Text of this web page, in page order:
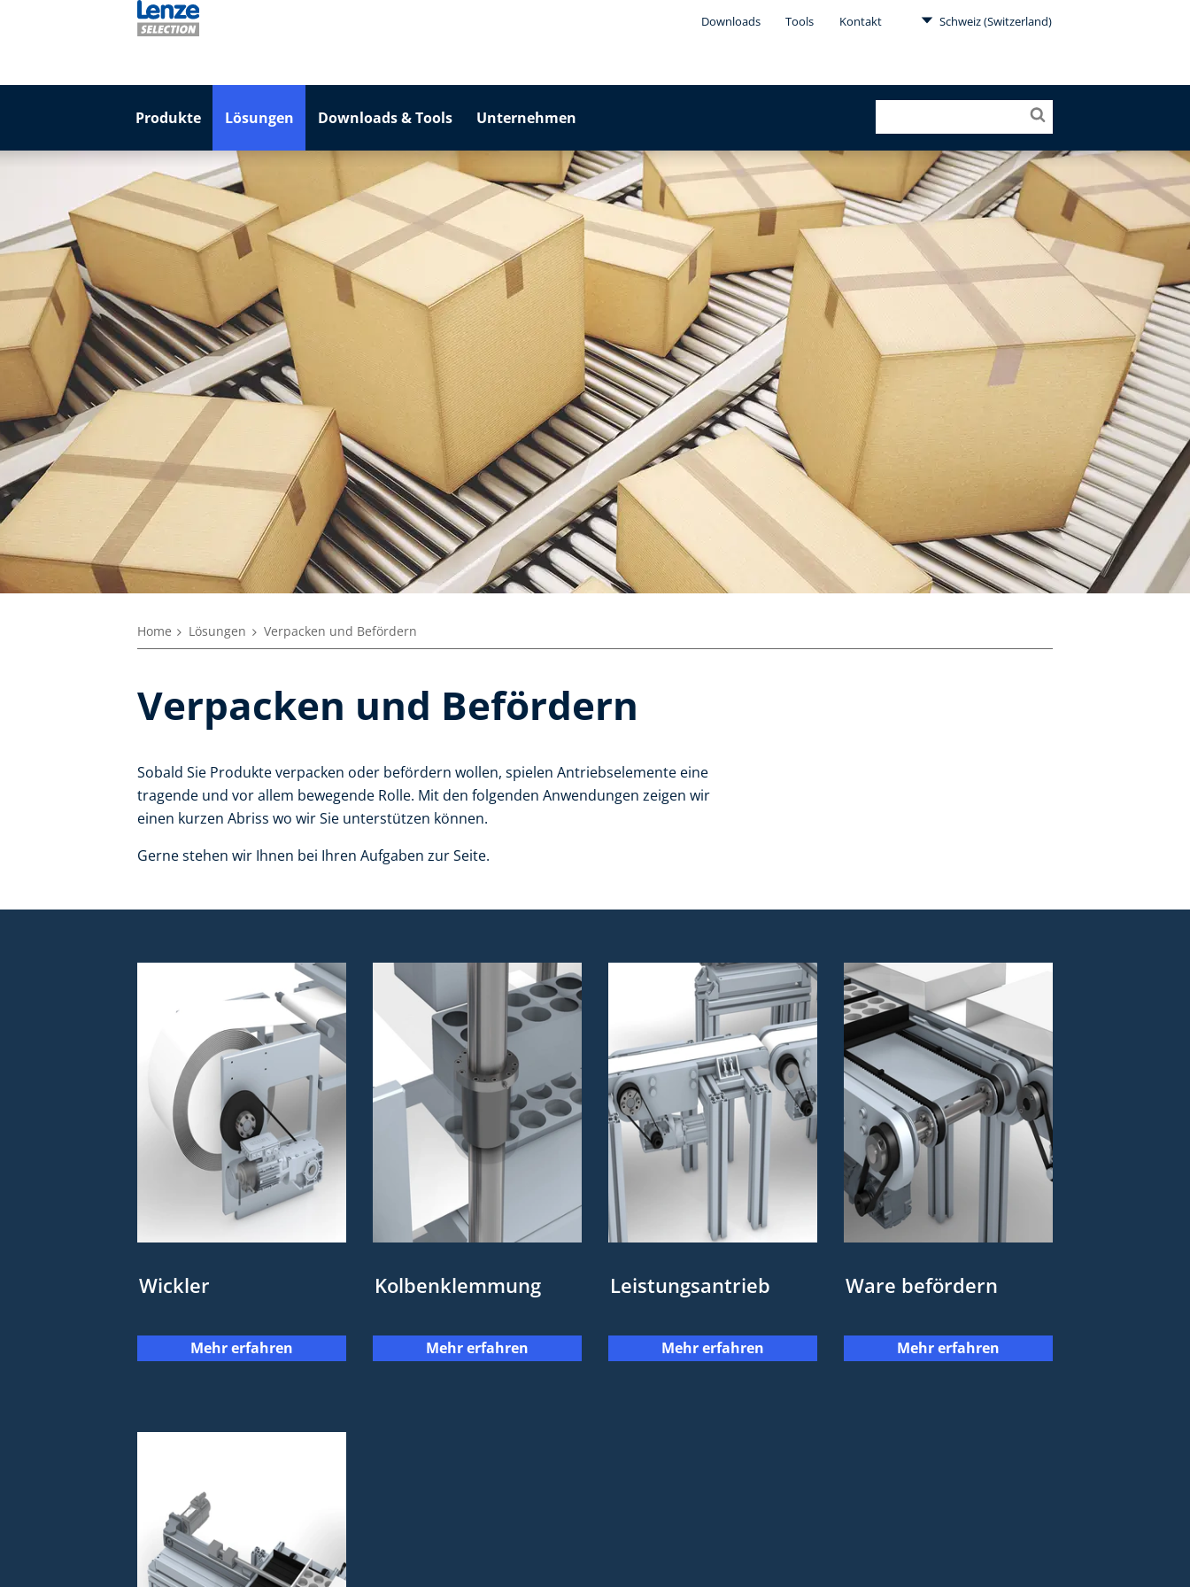
Downloads Tools Kontakt Schweiz (Switzerland)
Produkte Lösungen Downloads & Tools Unternehmen
Home Lösungen Verpacken und Befördern
Verpacken und Befördern
Sobald Sie Produkte verpacken oder befördern wollen, spielen Antriebselemente eine
tragende und vor allem bewegende Rolle. Mit den folgenden Anwendungen zeigen wir
einen kurzen Abriss wo wir Sie unterstützen können.
Gerne stehen wir Ihnen bei Ihren Aufgaben zur Seite.
Wickler
Mehr erfahren
Kolbenklemmung
Mehr erfahren
Leistungsantrieb
Mehr erfahren
Ware befördern
Mehr erfahren